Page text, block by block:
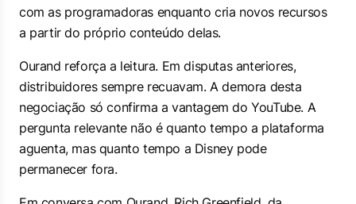
com as programadoras enquanto cria novos recursos
a partir do próprio conteúdo delas.
Ourand reforça a leitura. Em disputas anteriores,
distribuidores sempre recuavam. A demora desta
negociação só confirma a vantagem do YouTube. A
pergunta relevante não é quanto tempo a plataforma
aguenta, mas quanto tempo a Disney pode
permanecer fora.